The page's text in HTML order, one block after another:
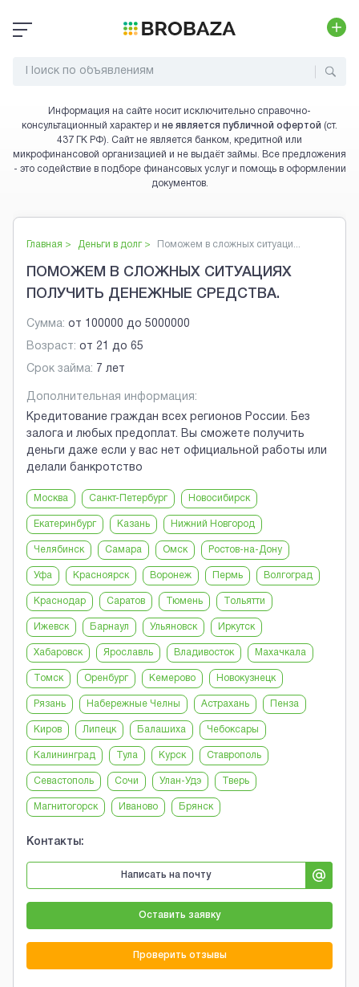
Информация на сайте носит исключительно справочно-
консультационный характер и не является публичной офертой (ст.
437 ГК РФ). Сайт не является банком, кредитной или
микрофинансовой организацией и не выдаёт займы. Все предложения
- это содействие в подборе финансовых услуг и помощь в оформлении
документов.
Главная > Деньги в долг> Поможем в сложных ситуаци...
ПОМОЖЕМ В СЛОЖНЫХ СИТУАЦИЯХ
ПОЛУЧИТЬ ДЕНЕЖНЫЕ СРЕДСТВА.
Сумма: от 100000 до 5000000
Возраст: от 21 до 65
Срок займа: 7 лет
Дополнительная информация:
Кредитование граждан всех регионов России. Без
залога и любых предоплат. Вы сможете получить
деньги даже если у вас нет официальной работы или
делали банкротство
Москва Санкт-Петербург Новосибирск
Екатеринбург Казань Нижний Новгород
Челябинск Самара Омск Ростов-на-Дону
Уфа Красноярск Воронеж Пермь Волгоград
Краснодар Саратов Тюмень Тольятти
Ижевск Барнаул Ульяновск Иркутск
Хабаровск Ярославль Владивосток Махачкала
Томск Оренбург Кемерово Новокузнецк
Рязань Набережные Челны Астрахань Пенза
Киров Липецк Балашиха Чебоксары
Калининград Тула Курск Ставрополь
Севастополь Сочи Улан-Удэ Тверь
Магнитогорск Иваново Брянск
Контакты:
Написать на почту
Оставить заявку
Проверить отзывы